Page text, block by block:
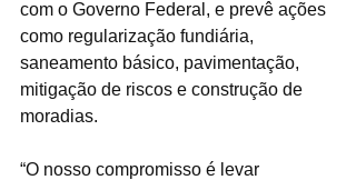
com o Governo Federal, e prevê ações
como regularização fundiária,
saneamento básico, pavimentação,
mitigação de riscos e construção de
moradias.
“O nosso compromisso é levar